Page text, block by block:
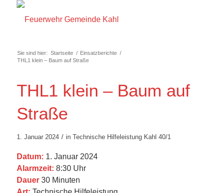
Sie sind hier: Startseite / Einsatzberichte /
THL1 klein – Baum auf Straße
THL1 klein – Baum auf
Straße
1. Januar 2024 / in Technische Hilfeleistung Kahl 40/1
Datum: 1. Januar 2024
Alarmzeit: 8:30 Uhr
Dauer30 Minuten